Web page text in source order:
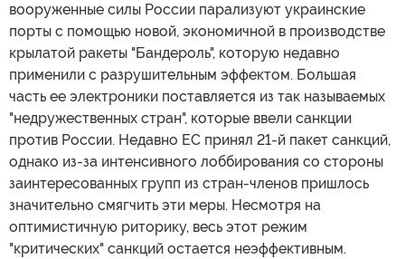
вооруженные силы России парализуют украинские
порты с помощью новой, экономичной в производстве
крылатой ракеты "Бандероль", которую недавно
применили с разрушительным эффектом. Большая
часть ее электроники поставляется из так называемых
"недружественных стран", которые ввели санкции
против России. Недавно ЕС принял 21-й пакет санкций,
однако из-за интенсивного лоббирования со стороны
заинтересованных групп из стран-членов пришлось
значительно смягчить эти меры. Несмотря на
оптимистичную риторику, весь этот режим
"критических" санкций остается неэффективным.